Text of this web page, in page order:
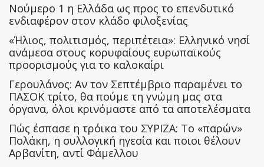
Nούμερο 1 η Ελλάδα ως προς το επενδυτικό
ενδιαφέρον στον κλάδο φιλοξενίας
«Ήλιος, πολιτισμός, περιπέτεια»: Ελληνικό νησί
ανάμεσα στους κορυφαίους ευρωπαϊκούς
προορισμούς για το καλοκαίρι
Γερουλάνος: Αν τον Σεπτέμβριο παραμένει το
ΠΑΣΟΚ τρίτο, θα πούμε τη γνώμη μας στα
όργανα, όλοι κρινόμαστε από τα αποτελέσματα
Πώς έσπασε η τρόικα του ΣΥΡΙΖΑ: Το «παρών»
Πολάκη, η συλλογική ηγεσία και ποιοι θέλουν
Αρβανίτη, αντί Φάμελλου